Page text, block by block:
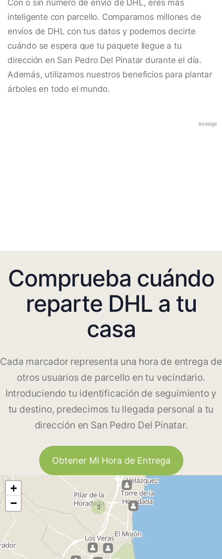
Con o sin número de envío de DHL, eres más
inteligente con parcello. Comparamos millones de
envíos de DHL con tus datos y podemos decirte
cuándo se espera que tu paquete llegue a tu
dirección en San Pedro Del Pinatar durante el día.
Además, utilizamos nuestros beneficios para plantar
árboles en todo el mundo.
Anzeige
Comprueba cuándo
reparte DHL a tu
casa
Cada marcador representa una hora de entrega de
otros usuarios de parcello en tu vecindario.
Introduciendo tu identificación de seguimiento y
tu destino, predecimos tu llegada personal a tu
dirección en San Pedro Del Pinatar.
Obtener Mi Hora de Entrega
3
+
−